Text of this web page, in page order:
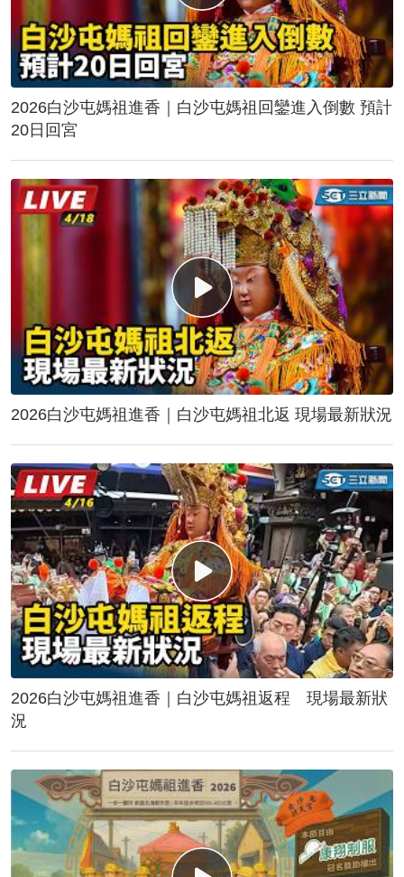
2026白沙屯媽祖進香｜白沙屯媽祖回鑾進入倒數 預計
20日回宮
2026白沙屯媽祖進香｜白沙屯媽祖北返 現場最新狀況
2026白沙屯媽祖進香｜白沙屯媽祖返程 現場最新狀
況